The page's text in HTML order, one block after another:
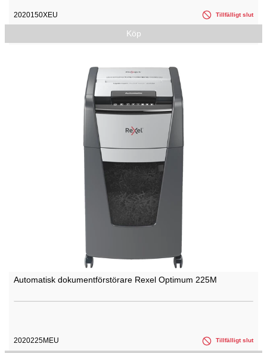
2020150XEU Tillfälligt slut
Köp
Automatisk dokumentförstörare Rexel Optimum 225M
2020225MEU Tillfälligt slut